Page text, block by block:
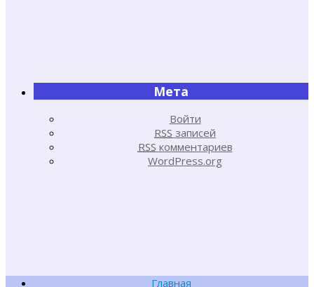
Мета
Войти
RSS записей
RSS комментариев
WordPress.org
Главная